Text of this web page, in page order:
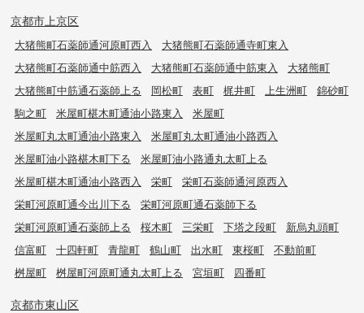
京都市上京区
大猪熊町石薬師通河原町西入
大猪熊町石薬師通寺町東入
大猪熊町石薬師通中筋西入
大猪熊町石薬師通中筋東入
大猪熊町
大猪熊町中筋通石薬師上る
岡松町 表町 梶井町 上生洲町
錦砂町
駒之町
米屋町椹木町通油小路東入
米屋町
米屋町丸太町通油小路東入
米屋町丸太町通油小路西入
米屋町油小路椹木町下る
米屋町油小路通丸太町上る
米屋町椹木町通油小路西入
栄町
栄町石薬師通河原西入
栄町河原町通今出川下る
栄町河原町通石薬師下る
栄町河原町通石薬師上る
桜木町 三栄町 下塔之段町
新烏丸頭町
信富町
十四軒町 青龍町 鶴山町 出水町 東桜町
不動前町
桝屋町
桝屋町河原町通丸太町上る 宮垣町 四番町
京都市東山区